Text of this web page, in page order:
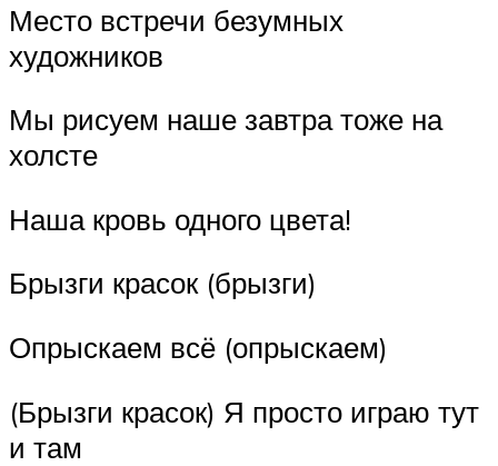
Место встречи безумных
художников
Мы рисуем наше завтра тоже на
холсте
Наша кровь одного цвета!
Брызги красок (брызги)
Опрыскаем всё (опрыскаем)
(Брызги красок) Я просто играю тут
и там